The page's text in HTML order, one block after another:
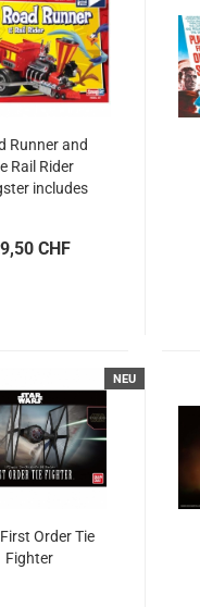
Runner and
Rail Rider
includes
CHF
NEU
Order Tie
Fighter